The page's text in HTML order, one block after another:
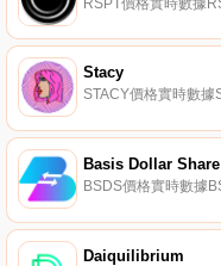
Stacy
Basis Dollar Share
Daiquilibrium